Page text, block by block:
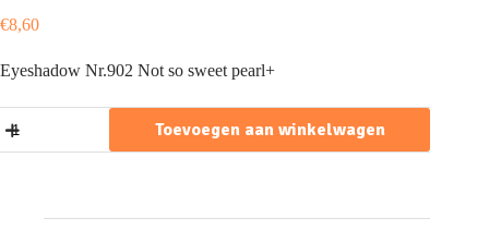
€8,60
Eyeshadow Nr.902 Not so sweet pearl+
Nr.902
Not
Toevoegen aan winkelwagen